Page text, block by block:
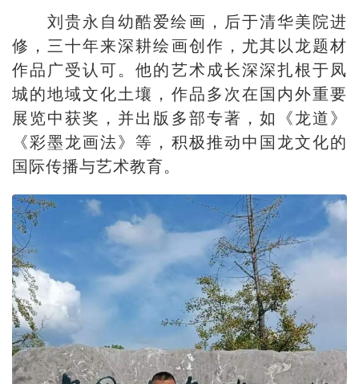
刘贵永自幼酷爱绘画，后于清华美院进
修，三十年来深耕绘画创作，尤其以龙题材
作品广受认可。他的艺术成长深深扎根于凤
城的地域文化土壤，作品多次在国内外重要
展览中获奖，并出版多部专著，如《龙道》
《彩墨龙画法》等，积极推动中国龙文化的
国际传播与艺术教育。